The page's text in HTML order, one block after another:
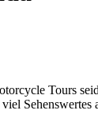
Tours
Sehenswertes